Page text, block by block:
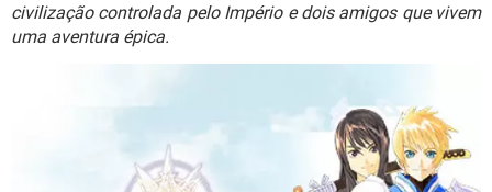
civilização controlada pelo Império e dois amigos que vivem
uma aventura épica.